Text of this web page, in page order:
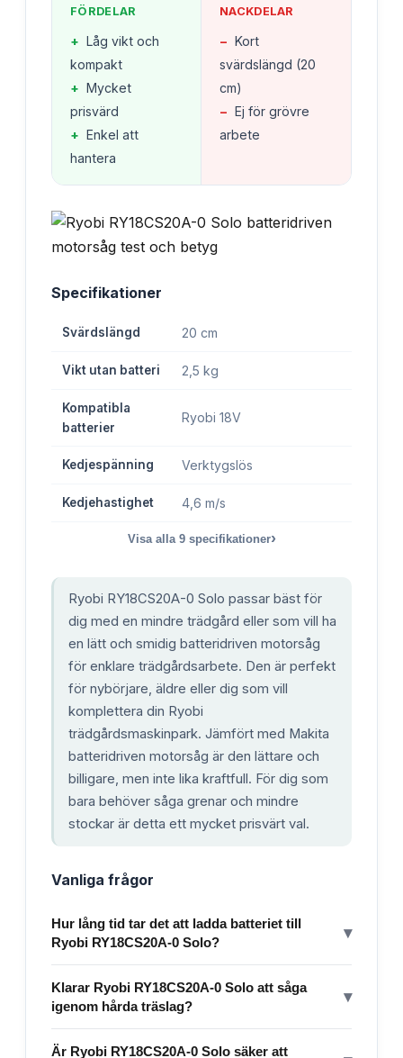
FÖRDELAR
+ Låg vikt och
kompakt
+ Mycket
prisvärd
+ Enkel att
hantera
NACKDELAR
− Kort
svärdslängd (20
cm)
− Ej för grövre
arbete
Specifikationer
Svärdslängd 20 cm
Vikt utan batteri 2,5 kg
Kompatibla
batterier
Ryobi 18V
Kedjespänning Verktygslös
Kedjehastighet 4,6 m/s
Visa alla 9specifikationer›
Ryobi RY18CS20A-0 Solo passar bäst för
dig med en mindre trädgård eller som vill ha
en lätt och smidig batteridriven motorsåg
för enklare trädgårdsarbete. Den är perfekt
för nybörjare, äldre eller dig som vill
komplettera din Ryobi
trädgårdsmaskinpark. Jämfört med Makita
batteridriven motorsåg är den lättare och
billigare, men inte lika kraftfull. För dig som
bara behöver såga grenar och mindre
stockar är detta ett mycket prisvärt val.
Vanliga frågor
Hur lång tid tar det att ladda batteriet till
Ryobi RY18CS20A-0 Solo?
▾
Klarar Ryobi RY18CS20A-0 Solo att såga
igenom hårda träslag?
▾
Är Ryobi RY18CS20A-0 Solo säker att